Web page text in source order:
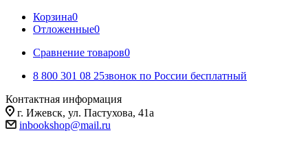
Корзина0
Отложенные0
Сравнение товаров0
8 800 301 08 25звонок по России бесплатный
Контактная информация
г. Ижевск, ул. ​Пастухова, 41а
inbookshop@mail.ru